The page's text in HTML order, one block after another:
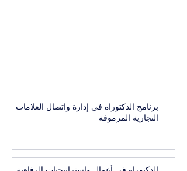
برنامج الدكتوراه في إدارة واتصال العلامات
التجارية المرموقة